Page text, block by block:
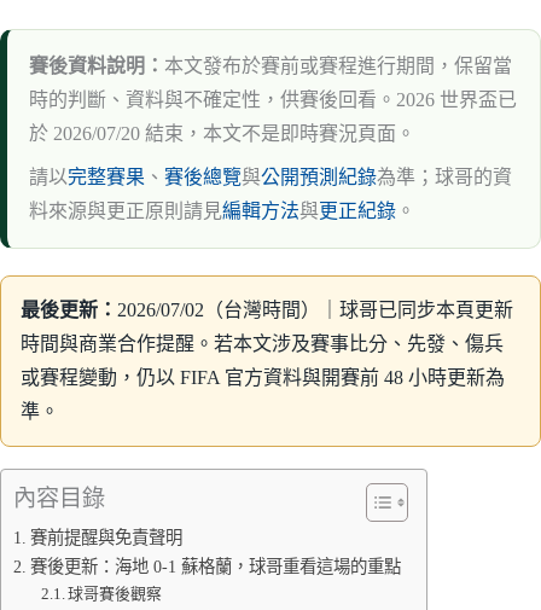
賽後資料說明： 本文發布於賽前或賽程進行期間，保留當
時的判斷、資料與不確定性，供賽後回看。2026 世界盃已
於 2026/07/20 結束，本文不是即時賽況頁面。
請以完整賽果 、 賽後總覽與公開預測紀錄為準；球哥的資
料來源與更正原則請見編輯方法與更正紀錄 。
最後更新： 2026/07/02（台灣時間）｜球哥已同步本頁更新
時間與商業合作提醒。若本文涉及賽事比分、先發、傷兵
或賽程變動，仍以 FIFA 官方資料與開賽前 48 小時更新為
準。
內容目錄
賽前提醒與免責聲明
賽後更新：海地 0-1 蘇格蘭，球哥重看這場的重點
球哥賽後觀察